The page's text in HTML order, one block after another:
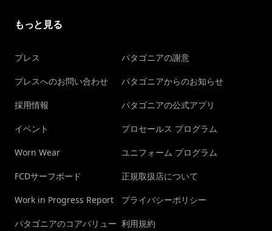
もっと見る
プレス
プレスへのお問い合わせ
採用情報
イベント
Worn Wear
FCDサーフボード
Work in Progress Report
パタゴニアのコアバリュー
パタゴニアの謝意
パタゴニアからのお知らせ
パタゴニアの公式アプリ
プロセールス プログラム
ユニフォーム プログラム
正規取扱店について
プライバシーポリシー
利用規約